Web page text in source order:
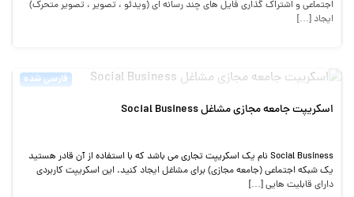
اجتماعی و اشتراک گذاری فایل های چند رسانه ای (ویدئو ، تصویر ، تصویر متحرک)
ایجاد […]
فارسی شده
اسکریپت جامعه مجازی مشاغل Social Business
Social Business نام یک اسکریپت تجاری می باشد که با استفاده از آن قادر هستید
یک شبکه اجتماعی (جامعه مجازی) برای مشاغل ایجاد کنید. این اسکریپت کاربردی
دارای قابلیت هایی […]